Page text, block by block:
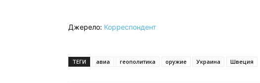
Джерело: Корреспондент
ТЕГИ авиа геополитика оружие Украина Швеция